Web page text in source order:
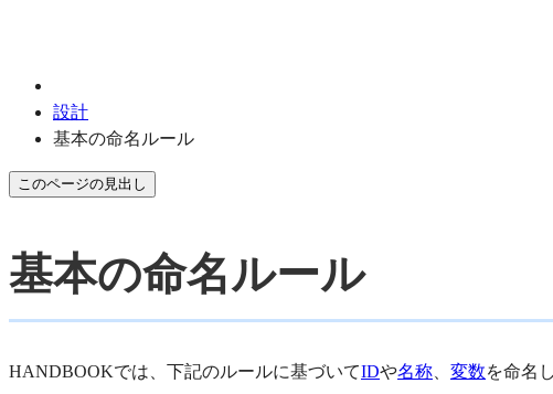
設計
基本の命名ルール
このページの見出し
基本の命名ルール
HANDBOOKでは、下記のルールに基づいてIDや名称 変数を命名